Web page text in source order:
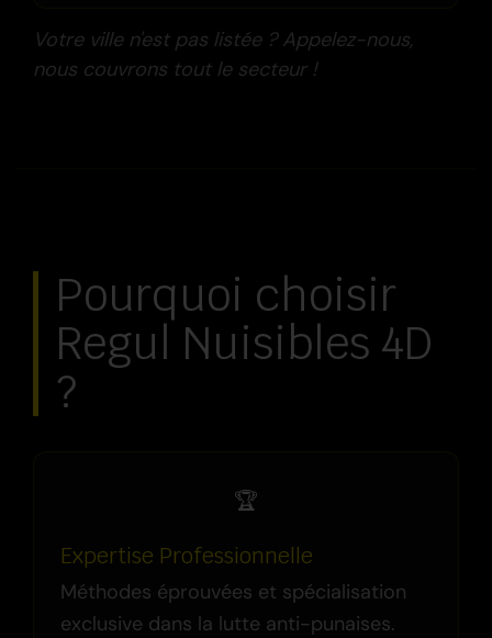
Votre ville n'est pas listée ? Appelez-nous,
nous couvrons tout le secteur !
Pourquoi choisir
Regul Nuisibles 4D
?
🏆
Expertise Professionnelle
Méthodes éprouvées et spécialisation
exclusive dans la lutte anti-punaises.